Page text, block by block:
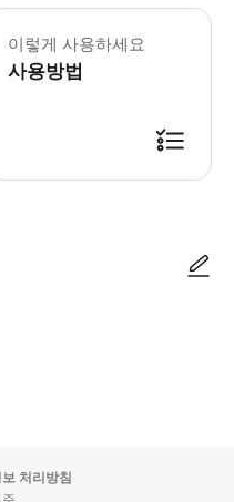
사이공항 → 오사카역/우메다, 덴
이렇게 사용하세요
사용방법
처리방침